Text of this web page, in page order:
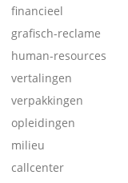
financieel
grafisch-reclame
human-resources
vertalingen
verpakkingen
opleidingen
milieu
callcenter